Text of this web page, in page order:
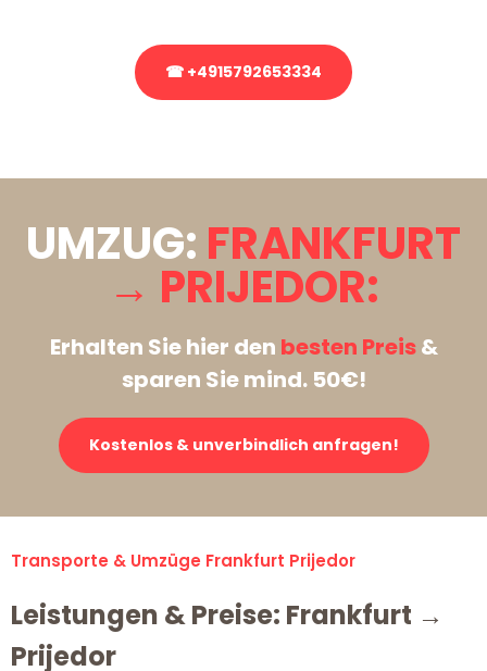
☎ +4915792653334
UMZUG: FRANKFURT
→ PRIJEDOR:
Erhalten Sie hier den besten Preis&
sparen Sie mind. 50€!
Kostenlos & unverbindlich anfragen!
Transporte & Umzüge Frankfurt Prijedor
Leistungen & Preise: Frankfurt →
Prijedor